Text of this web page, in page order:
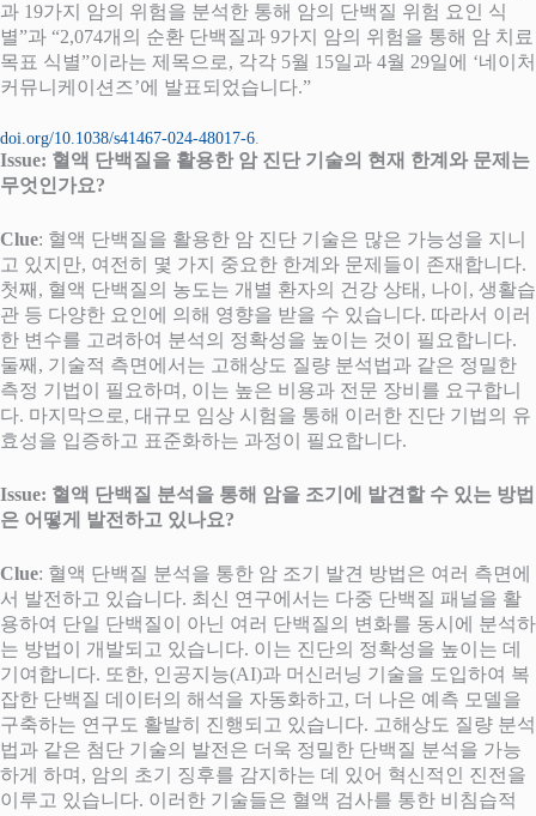
과 19가지 암의 위험을 분석한 통해 암의 단백질 위험 요인 식
별”과 “2,074개의 순환 단백질과 9가지 암의 위험을 통해 암 치료
목표 식별”이라는 제목으로, 각각 5월 15일과 4월 29일에 ‘네이처
커뮤니케이션즈’에 발표되었습니다.”
doi.org/10.1038/s41467-024-48017-6.
Issue: 혈액 단백질을 활용한 암 진단 기술의 현재 한계와 문제는
무엇인가요?
Clue: 혈액 단백질을 활용한 암 진단 기술은 많은 가능성을 지니
고 있지만, 여전히 몇 가지 중요한 한계와 문제들이 존재합니다.
첫째, 혈액 단백질의 농도는 개별 환자의 건강 상태, 나이, 생활습
관 등 다양한 요인에 의해 영향을 받을 수 있습니다. 따라서 이러
한 변수를 고려하여 분석의 정확성을 높이는 것이 필요합니다.
둘째, 기술적 측면에서는 고해상도 질량 분석법과 같은 정밀한
측정 기법이 필요하며, 이는 높은 비용과 전문 장비를 요구합니
다. 마지막으로, 대규모 임상 시험을 통해 이러한 진단 기법의 유
효성을 입증하고 표준화하는 과정이 필요합니다.
Issue: 혈액 단백질 분석을 통해 암을 조기에 발견할 수 있는 방법
은 어떻게 발전하고 있나요?
Clue: 혈액 단백질 분석을 통한 암 조기 발견 방법은 여러 측면에
서 발전하고 있습니다. 최신 연구에서는 다중 단백질 패널을 활
용하여 단일 단백질이 아닌 여러 단백질의 변화를 동시에 분석하
는 방법이 개발되고 있습니다. 이는 진단의 정확성을 높이는 데
기여합니다. 또한, 인공지능(AI)과 머신러닝 기술을 도입하여 복
잡한 단백질 데이터의 해석을 자동화하고, 더 나은 예측 모델을
구축하는 연구도 활발히 진행되고 있습니다. 고해상도 질량 분석
법과 같은 첨단 기술의 발전은 더욱 정밀한 단백질 분석을 가능
하게 하며, 암의 초기 징후를 감지하는 데 있어 혁신적인 진전을
이루고 있습니다. 이러한 기술들은 혈액 검사를 통한 비침습적